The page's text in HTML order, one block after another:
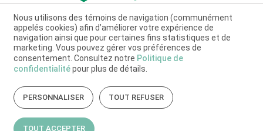
Nous utilisons des témoins de navigation (communément
appelés cookies) afin d’améliorer votre expérience de
navigation ainsi que pour certaines fins statistiques et de
marketing. Vous pouvez gérer vos préférences de
consentement. Consultez notre Politique de
confidentialitépour plus de détails.
PERSONNALISER TOUT REFUSER
TOUT ACCEPTER